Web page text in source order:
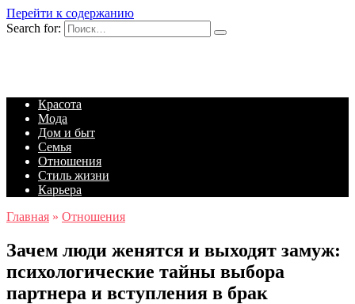
Перейти к содержанию
Search for:
Красота
Мода
Дом и быт
Семья
Отношения
Стиль жизни
Карьера
Главная » Отношения
Зачем люди женятся и выходят замуж:
психологические тайны выбора
партнера и вступления в брак